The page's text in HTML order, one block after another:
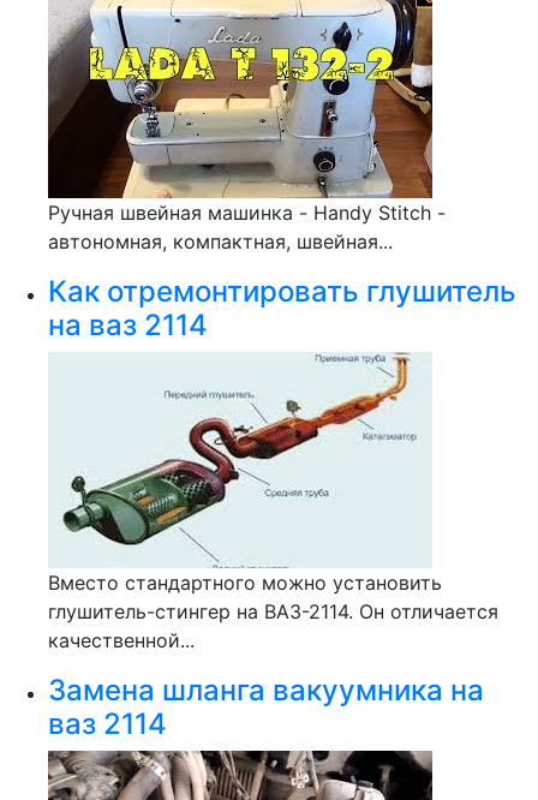
Ручная швейная машинка - Handy Stitch -
автономная, компактная, швейная...
Как отремонтировать глушитель
на ваз 2114
Вместо стандартного можно установить
глушитель-стингер на ВАЗ-2114. Он отличается
качественной...
Замена шланга вакуумника на
ваз 2114